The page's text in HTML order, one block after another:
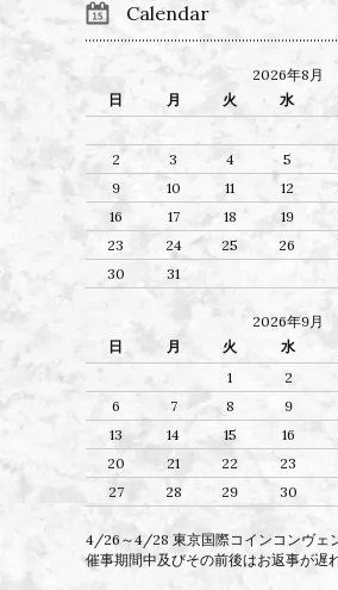
Calendar
2026年8月
日
月 火 水
2
3 4 5
9
10 11 12
16
17 18 19
23
24 25 26
30
31
2026年9月
日
月 火 水
1
2
6
7 8 9
13
14 15 16
20
21 22 23
27
28 29 30
4/26～4/28 東京国際コインコンヴェ
催事期間中及びその前後はお返事が遅